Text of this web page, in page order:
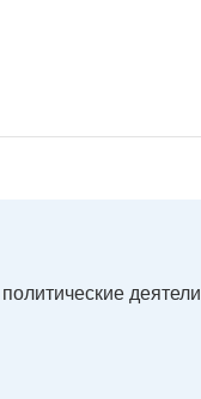
деятели